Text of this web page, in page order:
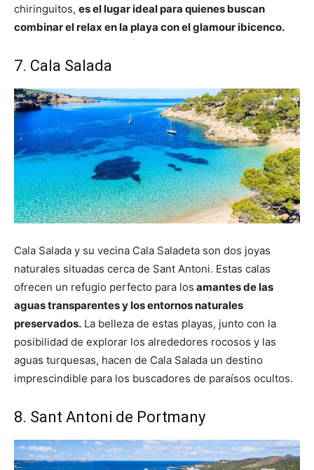
chiringuitos, es el lugar ideal para quienes buscan
combinar el relax en la playa con el glamour ibicenco.
7. Cala Salada
Cala Salada y su vecina Cala Saladeta son dos joyas
naturales situadas cerca de Sant Antoni. Estas calas
ofrecen un refugio perfecto para los amantes de las
aguas transparentes y los entornos naturales
preservados. La belleza de estas playas, junto con la
posibilidad de explorar los alrededores rocosos y las
aguas turquesas, hacen de Cala Salada un destino
imprescindible para los buscadores de paraísos ocultos.
8. Sant Antoni de Portmany